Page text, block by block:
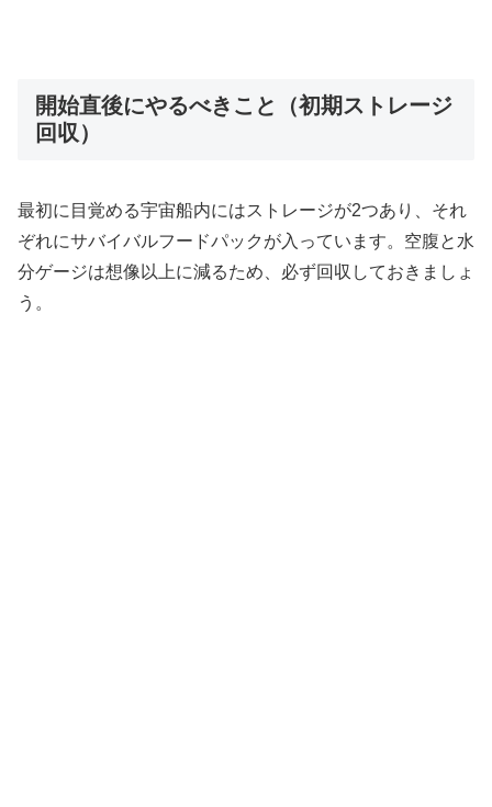
開始直後にやるべきこと（初期ストレージ
回収）
最初に目覚める宇宙船内にはストレージが2つあり、それ
ぞれにサバイバルフードパックが入っています。空腹と水
分ゲージは想像以上に減るため、必ず回収しておきましょ
う。